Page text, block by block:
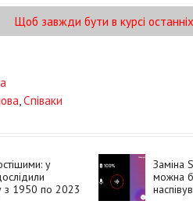
Щоб завжди бути в курсі
,Співаки
у
з 1950 по 2023
Заміна
можна